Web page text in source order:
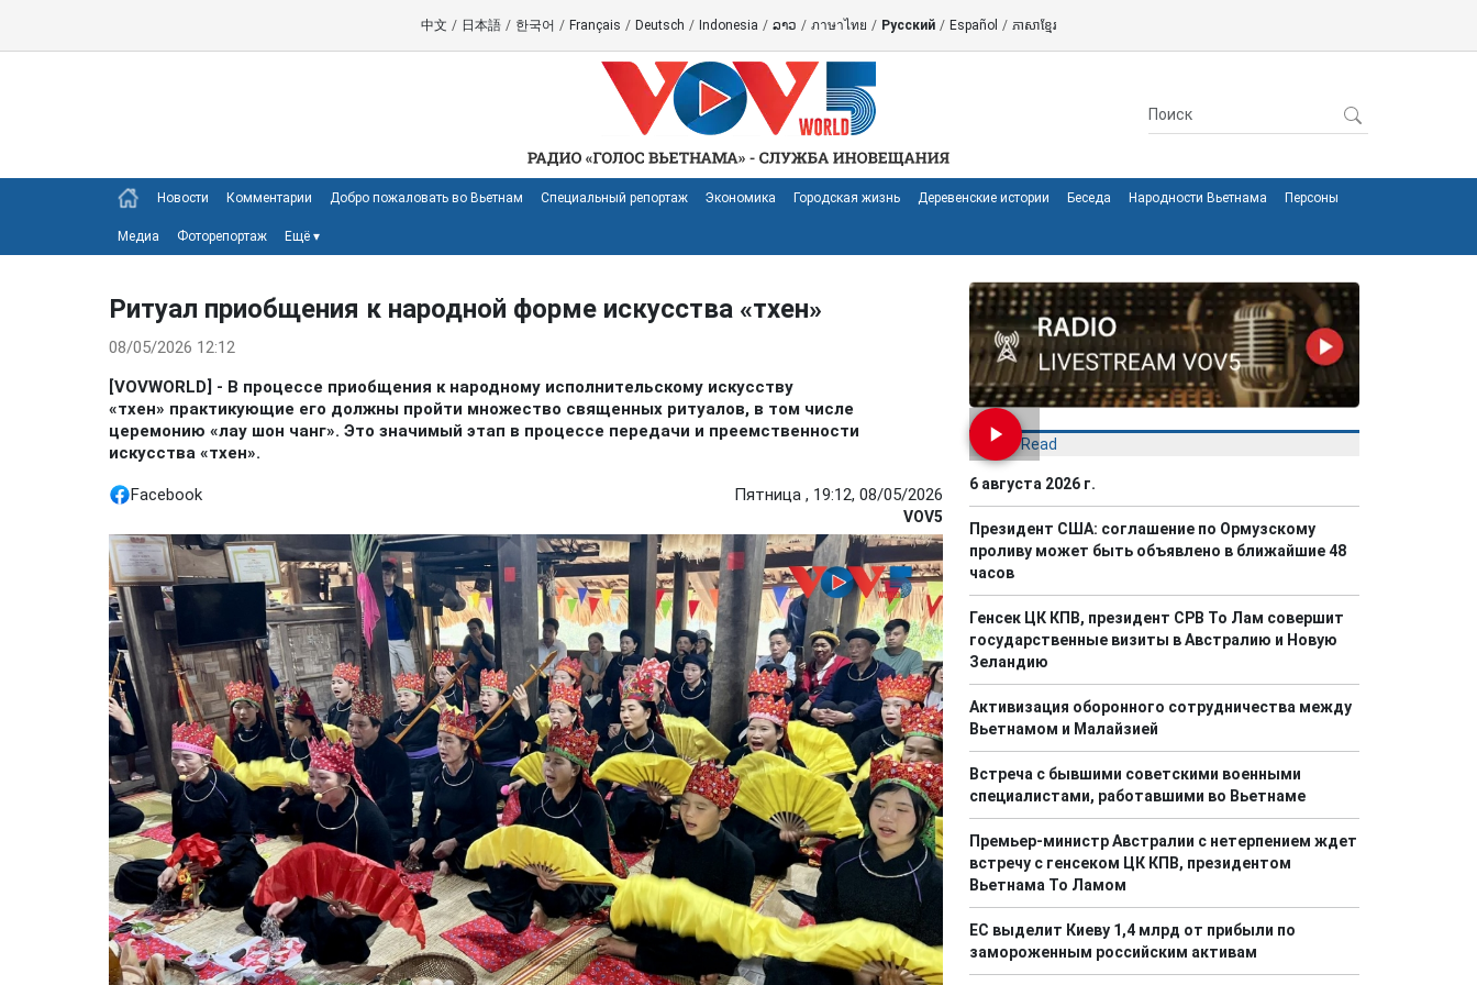
中文 / 日本語 / 한국어 / Français / Deutsch / Indonesia / ລາວ / ภาษาไทย / Русский / Español / ភាសាខ្មែរ
Новости Комментарии Добро пожаловать во Вьетнам Специальный репортаж Экономика Городская жизнь Деревенские истории Беседа Народности Вьетнама Персоны
Медиа Фоторепортаж Ещё ▾
Ритуал приобщения к народной форме искусства «тхен»
08/05/2026 12:12
[VOVWORLD] - В процессе приобщения к народному исполнительскому искусству
«тхен» практикующие его должны пройти множество священных ритуалов, в том числе
церемонию «лау шон чанг». Это значимый этап в процессе передачи и преемственности
искусства «тхен».
Facebook Пятница , 19:12, 08/05/2026
VOV5
Most Read
6 августа 2026 г.
Президент США: соглашение по Ормузскому
проливу может быть объявлено в ближайшие 48
часов
Генсек ЦК КПВ, президент СРВ То Лам совершит
государственные визиты в Австралию и Новую
Зеландию
Активизация оборонного сотрудничества между
Вьетнамом и Малайзией
Встреча с бывшими советскими военными
специалистами, работавшими во Вьетнаме
Премьер-министр Австралии с нетерпением ждет
встречу с генсеком ЦК КПВ, президентом
Вьетнама То Ламом
ЕС выделит Киеву 1,4 млрд от прибыли по
замороженным российским активам